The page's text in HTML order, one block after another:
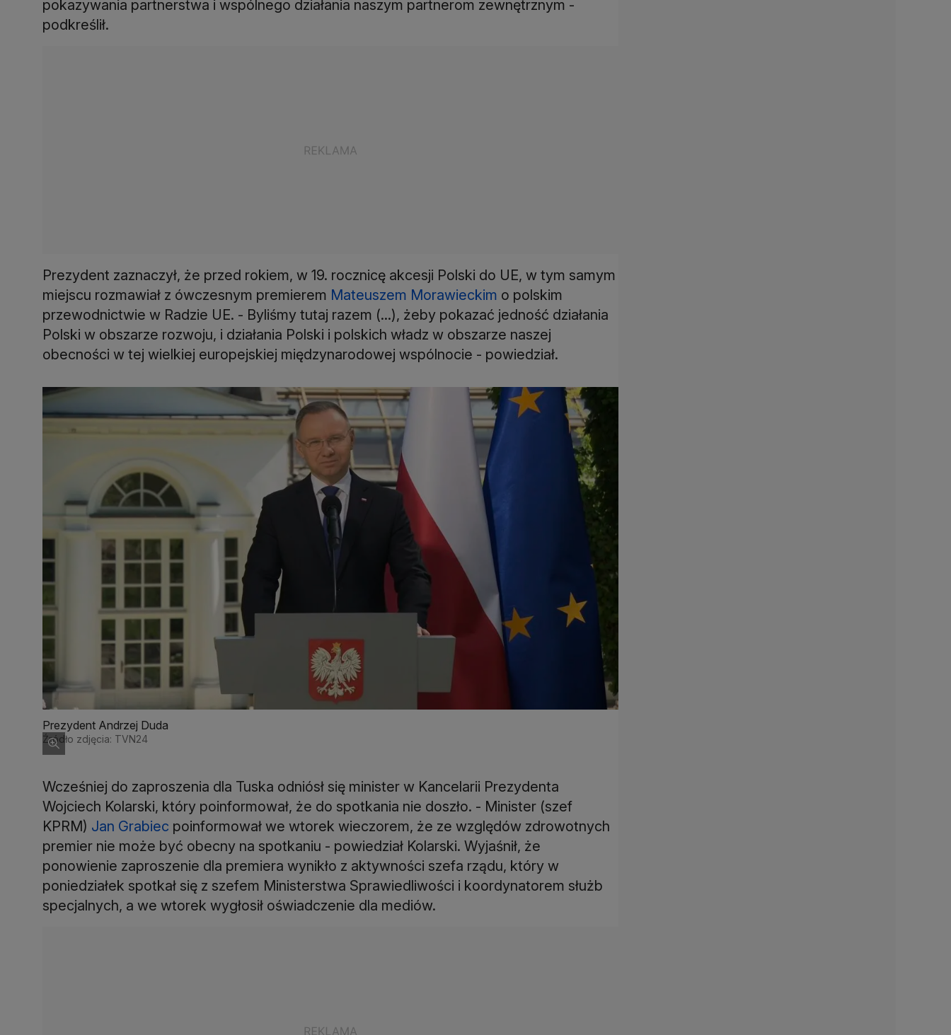
pokazywania partnerstwa i wspólnego działania naszym partnerom zewnętrznym -
podkreślił.
Prezydent zaznaczył, że przed rokiem, w 19. rocznicę akcesji Polski do UE, w tym samym
miejscu rozmawiał z ówczesnym premierem Mateuszem Morawieckim o polskim
przewodnictwie w Radzie UE. - Byliśmy tutaj razem (...), żeby pokazać jedność działania
Polski w obszarze rozwoju, i działania Polski i polskich władz w obszarze naszej
obecności w tej wielkiej europejskiej międzynarodowej wspólnocie - powiedział.
Prezydent Andrzej Duda
Źródło zdjęcia: TVN24
Wcześniej do zaproszenia dla Tuska odniósł się minister w Kancelarii Prezydenta
Wojciech Kolarski, który poinformował, że do spotkania nie doszło. - Minister (szef
KPRM) Jan Grabiec poinformował we wtorek wieczorem, że ze względów zdrowotnych
premier nie może być obecny na spotkaniu - powiedział Kolarski. Wyjaśnił, że
ponowienie zaproszenie dla premiera wynikło z aktywności szefa rządu, który w
poniedziałek spotkał się z szefem Ministerstwa Sprawiedliwości i koordynatorem służb
specjalnych, a we wtorek wygłosił oświadczenie dla mediów.